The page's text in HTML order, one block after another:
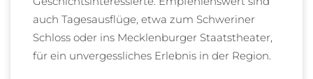
auch Tagesausflüge, etwa zum Schweriner
Schloss oder ins Mecklenburger Staatstheater,
für ein unvergessliches Erlebnis in der Region.